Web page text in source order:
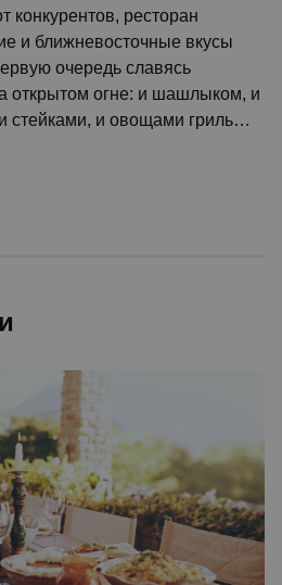
конкурентов, ресторан
и ближневосточные вкусы
очередь славясь
открытом огне: и шашлыком, и
стейками, и овощами гриль…